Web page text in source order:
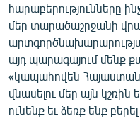
հարաբերությունները
մեր տարածաշրջանի
այդ պարագայում մենք
«կապահովեն
վնասելու մեր այն կշռին
ունենք եւ ձեռք ենք